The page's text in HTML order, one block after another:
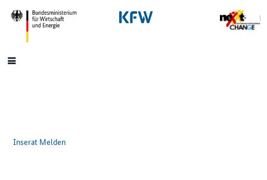
SrOnlyNavigation
Hauptmenü
Inserat Melden